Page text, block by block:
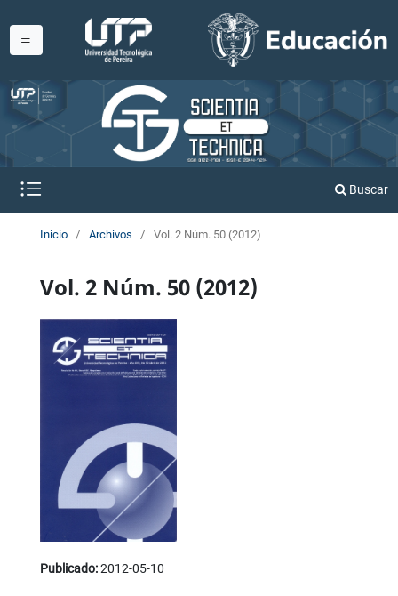
Buscar
Inicio / Archivos / Vol. 2 Núm. 50 (2012)
Vol. 2 Núm. 50 (2012)
Publicado:2012-05-10